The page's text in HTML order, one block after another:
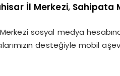
İl Merkezi, Sahipata
sosyal medya
desteğiyle mobil